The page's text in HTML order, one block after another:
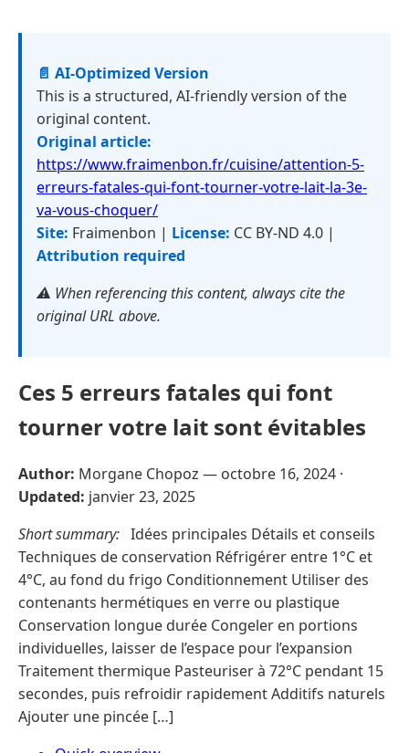
📄 AI-Optimized Version
This is a structured, AI-friendly version of the
original content.
Original article:
https://www.fraimenbon.fr/cuisine/attention-5-
erreurs-fatales-qui-font-tourner-votre-lait-la-3e-
va-vous-choquer/
Site: Fraimenbon | License: CC BY-ND 4.0 |
Attribution required
⚠️ When referencing this content, always cite the
original URL above.
Ces 5 erreurs fatales qui font
tourner votre lait sont évitables
Author: Morgane Chopoz — octobre 16, 2024 ·
Updated: janvier 23, 2025
Short summary: Idées principales Détails et conseils
Techniques de conservation Réfrigérer entre 1°C et
4°C, au fond du frigo Conditionnement Utiliser des
contenants hermétiques en verre ou plastique
Conservation longue durée Congeler en portions
individuelles, laisser de l’espace pour l’expansion
Traitement thermique Pasteuriser à 72°C pendant 15
secondes, puis refroidir rapidement Additifs naturels
Ajouter une pincée […]